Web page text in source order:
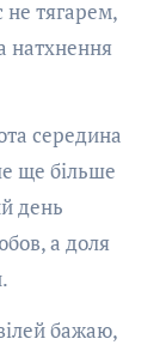
не тягарем,
натхнення
середина
ще більше
день
а доля
бажаю,